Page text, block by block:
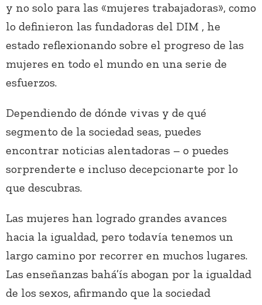
y no solo para las «mujeres trabajadoras», como
lo definieron las fundadoras del DIM , he
estado reflexionando sobre el progreso de las
mujeres en todo el mundo en una serie de
esfuerzos.
Dependiendo de dónde vivas y de qué
segmento de la sociedad seas, puedes
encontrar noticias alentadoras – o puedes
sorprenderte e incluso decepcionarte por lo
que descubras.
Las mujeres han logrado grandes avances
hacia la igualdad, pero todavía tenemos un
largo camino por recorrer en muchos lugares.
Las enseñanzas bahá’ís abogan por la igualdad
de los sexos, afirmando que la sociedad